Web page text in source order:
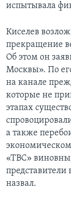
Языки
испытывала
Киселев
прекращение
Об этом он
Москвы». По
на канале
которые не
этапах
а также
«ТВС»
назвал.